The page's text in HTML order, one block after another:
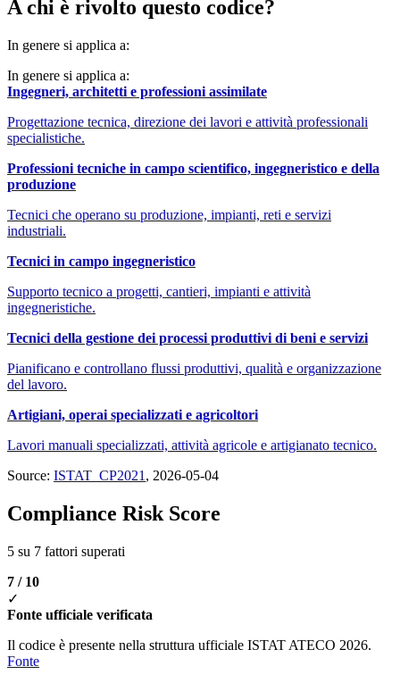
A chi è rivolto questo codice?
In genere si applica a:
In genere si applica a:
Ingegneri, architetti e professioni assimilate
Progettazione tecnica, direzione dei lavori e attività professionali
specialistiche.
Professioni tecniche in campo scientifico, ingegneristico e della
produzione
Tecnici che operano su produzione, impianti, reti e servizi
industriali.
Tecnici in campo ingegneristico
Supporto tecnico a progetti, cantieri, impianti e attività
ingegneristiche.
Tecnici della gestione dei processi produttivi di beni e servizi
Pianificano e controllano flussi produttivi, qualità e organizzazione
del lavoro.
Artigiani, operai specializzati e agricoltori
Lavori manuali specializzati, attività agricole e artigianato tecnico.
Source: ISTAT_CP2021 , 2026-05-04
Compliance Risk Score
5 su 7 fattori superati
7 / 10
✓
Fonte ufficiale verificata
Il codice è presente nella struttura ufficiale ISTAT ATECO 2026.
Fonte